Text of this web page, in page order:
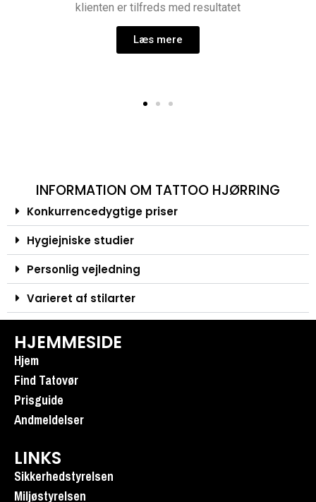
klienten er tilfreds med resultatet
Læs mere
INFORMATION OM TATTOO HJØRRING
Konkurrencedygtige priser
Hygiejniske studier
Personlig vejledning
Varieret af stilarter
HJEMMESIDE
Hjem
Find Tatovør
Prisguide
Andmeldelser
LINKS
Sikkerhedstyrelsen
Miljøstyrelsen